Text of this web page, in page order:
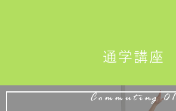
通学講座
Commuting 01